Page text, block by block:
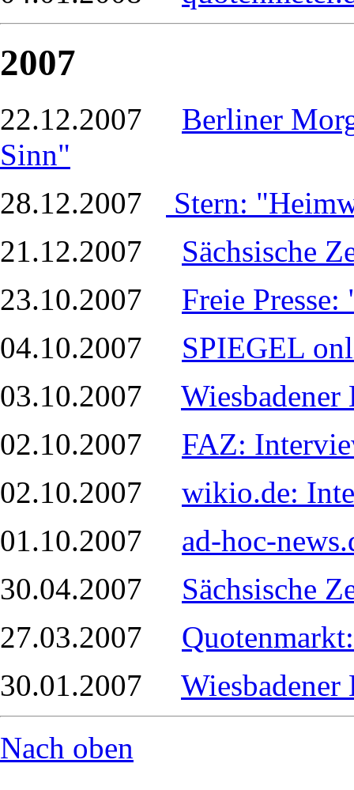
2007
22.12.2007 Berliner
Sinn"
28.12.2007
Stern:
21.12.2007 Sächsische
23.10.2007 Freie
04.10.2007 SPIEGEL
03.10.2007
02.10.2007 FAZ:
02.10.2007 wikio.de:
01.10.2007 ad-hoc-
30.04.2007 Sächsische
27.03.2007
30.01.2007
Nach oben